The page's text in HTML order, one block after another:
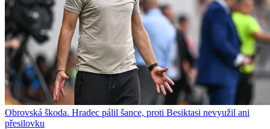
Obrovská škoda. Hradec pálil šance, proti Besiktasi nevyužil ani
přesilovku